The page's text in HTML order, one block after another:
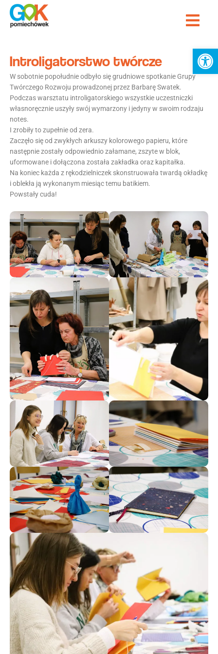
Przejdź
treści
Introligatorstwo twórcze
W sobotnie popołudnie odbyło się grudniowe spotkanie Grupy
Twórczego Rozwoju prowadzonej przez Barbarę Swatek.
Podczas warsztatu introligatorskiego wszystkie uczestniczki
własnoręcznie uszyły swój wymarzony i jedyny w swoim rodzaju
notes.
I zrobiły to zupełnie od zera.
Zaczęło się od zwykłych arkuszy kolorowego papieru, które
następnie zostały odpowiednio załamane, zszyte w blok,
uformowane i dołączona została zakładka oraz kapitałka.
Na koniec każda z rękodzielniczek skonstruowała twardą okładkę
i oblekła ją wykonanym miesiąc temu batikiem.
Powstały cuda!